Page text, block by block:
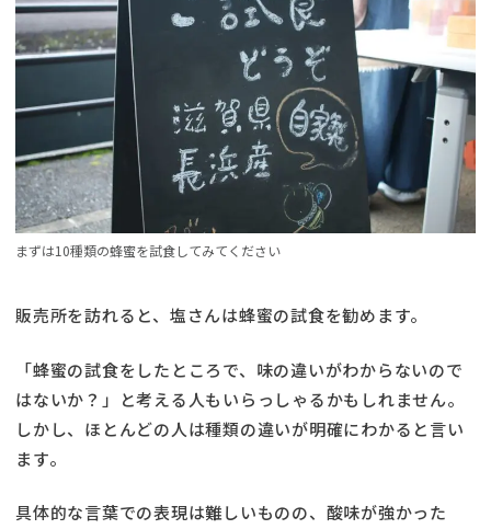
まずは10種類の蜂蜜を試食してみてください
販売所を訪れると、塩さんは蜂蜜の試食を勧めます。
「蜂蜜の試食をしたところで、味の違いがわからないので
はないか？」と考える人もいらっしゃるかもしれません。
しかし、ほとんどの人は種類の違いが明確にわかると言い
ます。
具体的な言葉での表現は難しいものの、酸味が強かった